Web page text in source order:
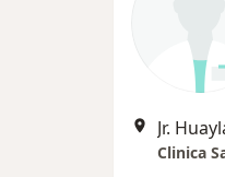
Jr.
Clinica